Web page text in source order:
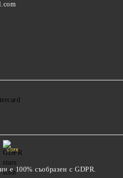
GDPR
е 100% съобразен с GDPR.